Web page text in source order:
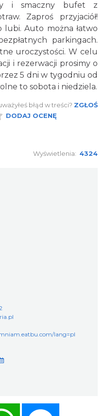
i smaczny bufet z
Zaproś przyjaciół!
Auto można łatwo
parkingach.
uroczystości. W celu
i rezerwacji prosimy o
5 dni w tygodniu od
to sobota i niedziela.
błąd w treści? ZGŁOŚ
DODAJ OCENĘ
Wyświetlenia: 4324
lang=pl
WhatsApp